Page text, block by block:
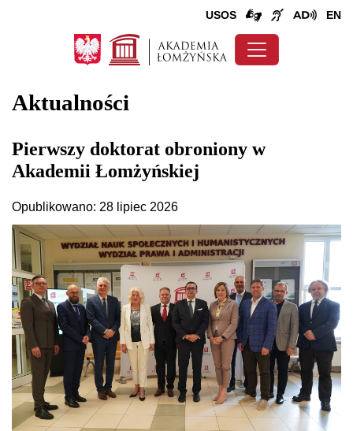
USOS EN
Aktualności
Pierwszy doktorat obroniony w
Akademii Łomżyńskiej
Opublikowano: 28 lipiec 2026